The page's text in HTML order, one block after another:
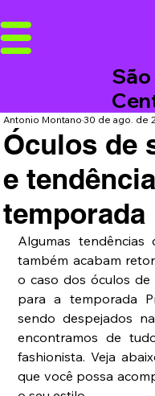
São
Óculos de
e
temporada
Antonio Montano30 de ago. de
Algumas
também acabam
o caso dos óculos de
para a temporada
sendo despejados
encontramos de
fashionista. Veja
que você possa